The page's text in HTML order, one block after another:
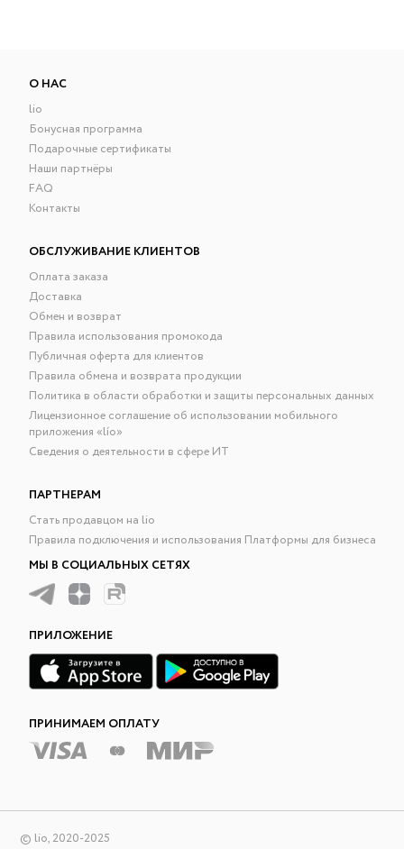
О НАС
lio
Бонусная программа
Подарочные сертификаты
Наши партнёры
FAQ
Контакты
ОБСЛУЖИВАНИЕ КЛИЕНТОВ
Оплата заказа
Доставка
Обмен и возврат
Правила использования промокода
Публичная оферта для клиентов
Правила обмена и возврата продукции
Политика в области обработки и защиты персональных данных
Лицензионное соглашение об использовании мобильного
приложения «lío»
Сведения о деятельности в сфере ИТ
ПАРТНЕРАМ
Стать продавцом на lio
Правила подключения и использования Платформы для бизнеса
МЫ В СОЦИАЛЬНЫХ СЕТЯХ
ПРИЛОЖЕНИЕ
ПРИНИМАЕМ ОПЛАТУ
© lio, 2020-2025